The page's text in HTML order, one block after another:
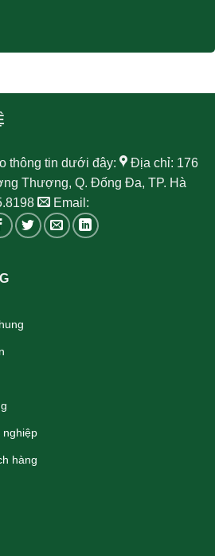
thông tin dưới đây:
Địa chỉ: 176
Thượng, Q. Đống Đa, TP. Hà
Email:
nghiệp
hàng